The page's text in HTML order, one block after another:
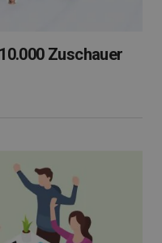
Zuschauer